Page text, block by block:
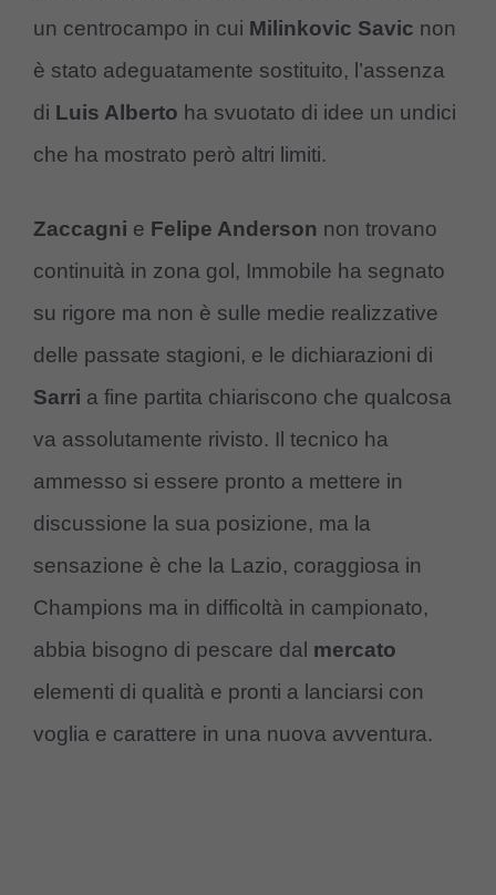
un centrocampo in cui Milinkovic Savic non
è stato adeguatamente sostituito, l’assenza
di Luis Alberto ha svuotato di idee un undici
che ha mostrato però altri limiti.
Zaccagni e Felipe Anderson non trovano
continuità in zona gol, Immobile ha segnato
su rigore ma non è sulle medie realizzative
delle passate stagioni, e le dichiarazioni di
Sarri a fine partita chiariscono che qualcosa
va assolutamente rivisto. Il tecnico ha
ammesso si essere pronto a mettere in
discussione la sua posizione, ma la
sensazione è che la Lazio, coraggiosa in
Champions ma in difficoltà in campionato,
abbia bisogno di pescare dal mercato
elementi di qualità e pronti a lanciarsi con
voglia e carattere in una nuova avventura.